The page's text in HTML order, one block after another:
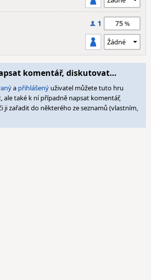
1 75
komentář, diskutovat…
a přihlášený uživatel můžete tuto hru
ale také k ní případně napsat komentář,
ji zařadit do některého ze seznamů (vlastním,